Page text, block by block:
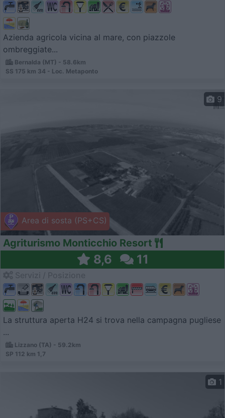
Azienda agricola vicina al mare, con piazzole
ombreggiate...
Bernalda (MT) - 58.6km
SS 175 km 34 - Loc. Metaponto
Area di sosta (PS+CS)
9
Agriturismo Monticchio Resort
8,6 11
La struttura aperta H24 si trova nella campagna pugliese
...
Lizzano (TA) - 59.2km
SP 112 km 1,7
1